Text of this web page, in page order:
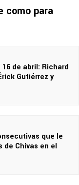
como para
de abril: Richard
Gutiérrez y
que le
de Chivas en el